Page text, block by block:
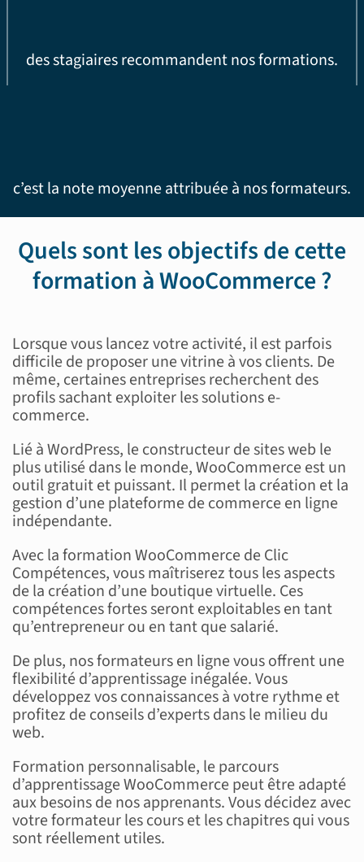
des stagiaires recommandent nos formations.
c’est la note moyenne attribuée à nos formateurs.
Quels sont les objectifs de cette
formation à WooCommerce ?
Lorsque vous lancez votre activité, il est parfois
difficile de proposer une vitrine à vos clients. De
même, certaines entreprises recherchent des
profils sachant exploiter les solutions e-
commerce.
Lié à WordPress, le constructeur de sites web le
plus utilisé dans le monde, WooCommerce est un
outil gratuit et puissant. Il permet la création et la
gestion d’une plateforme de commerce en ligne
indépendante.
Avec la formation WooCommerce de Clic
Compétences, vous maîtriserez tous les aspects
de la création d’une boutique virtuelle. Ces
compétences fortes seront exploitables en tant
qu’entrepreneur ou en tant que salarié.
De plus, nos formateurs en ligne vous offrent une
flexibilité d’apprentissage inégalée. Vous
développez vos connaissances à votre rythme et
profitez de conseils d’experts dans le milieu du
web.
Formation personnalisable, le parcours
d’apprentissage WooCommerce peut être adapté
aux besoins de nos apprenants. Vous décidez avec
votre formateur les cours et les chapitres qui vous
sont réellement utiles.